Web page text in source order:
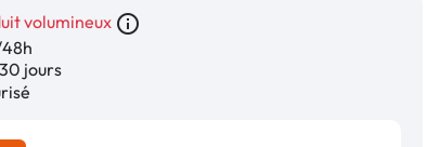
volumineux info_outline
jours